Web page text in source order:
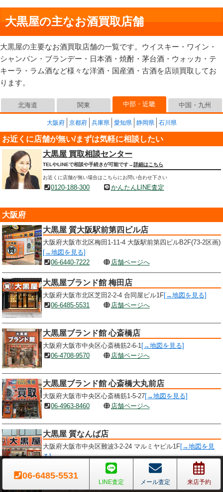
大黒屋の主なお酒買取店舗
大黒屋の主要なお酒買取店舗の一覧です。ウイスキー・ワイン・
シャンパン・ブランデー・日本酒・焼酎・茅台酒・ウォッカ・テ
キーラ・ラム酒など様々な洋酒・国産酒・古酒を店頭買取してお
ります。
北海道 関東 中部・近畿 中国・九州
大阪府 京都府 兵庫県 愛知県 静岡県 石川県
お近くに店舗が無い/まずは気軽に相談したい
大黒屋 買取相談センター
TELやLINEで相談や手続きが可能です→詳細はこちら
お近くに店舗が無い場合はこちらにお問い合わせ下さい
0120-188-300 かんたんLINE査定
大阪府
大黒屋 質大阪駅前第四ビル店
大阪府大阪市北区梅田1-11-4 大阪駅前第四ビルB2F(73-2区画)
[→地図を見る]
06-6440-7222
店舗ページへ
大黒屋ブランド館 梅田店
大阪府大阪市北区芝田2-2-4 合同屋ビル1F[→地図を見る]
06-6485-5531
店舗ページへ
大黒屋ブランド館 心斎橋店
大阪府大阪市中央区心斎橋筋2-6-1 [→地図を見る]
06-4708-9570
店舗ページへ
大黒屋ブランド館 心斎橋大丸前店
大阪府大阪市中央区心斎橋筋1-5-27[→地図を見る]
06-4963-8460
店舗ページへ
大黒屋 質なんば店
大阪府大阪市中央区難波3-2-24 マルミヤビル1F[→地図を見
る]
店舗ページへ
大黒屋 質大阪京橋店
06-6485-5531
LINE査定 メール査定 来店予約